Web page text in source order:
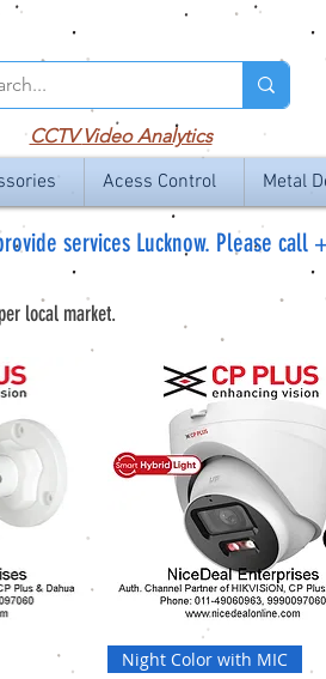
CCTVVideo Analytics
Acess Control Metal
services Lucknow. Please call
local market.
त्वरित दृश्य
Night Color with MIC